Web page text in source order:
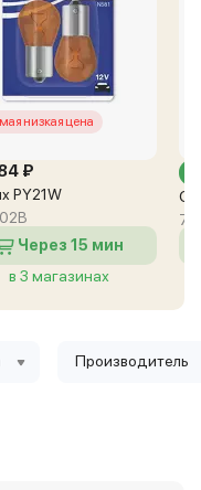
низкая цена
₽
PY21W
Через 15 мин
в 3 магазинах
Производитель